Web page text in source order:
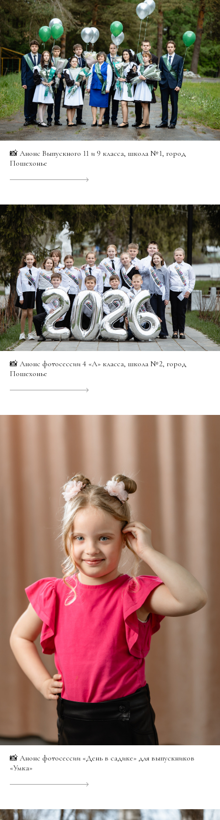
📸 Анонс Выпускного 11 и 9 класса, школа № 1, город
Пошехонье
📸 Анонс фотосессии 4 «А» класса, школа № 2, город
Пошехонье
📸 Анонс фотосессии «День в садике» для выпускников
«Умка»